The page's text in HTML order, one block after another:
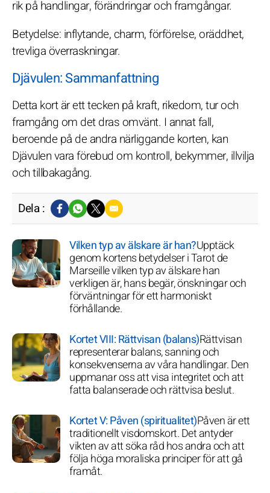
rik på handlingar, förändringar och framgångar.
Betydelse: inflytande, charm, förförelse, oräddhet,
trevliga överraskningar.
Djävulen: Sammanfattning
Detta kort är ett tecken på kraft, rikedom, tur och
framgång om det dras omvänt. I annat fall,
beroende på de andra närliggande korten, kan
Djävulen vara förebud om kontroll, bekymmer, illvilja
och tillbakagång.
Dela :
Vilken typ av älskare är han?Upptäck
genom kortens betydelser i Tarot de
Marseille vilken typ av älskare han
verkligen är, hans begär, önskningar och
förväntningar för ett harmoniskt
förhållande.
Kortet VIII: Rättvisan (balans)Rättvisan
representerar balans, sanning och
konsekvenserna av våra handlingar. Den
uppmanar oss att visa integritet och att
fatta balanserade och rättvisa beslut.
Kortet V: Påven (spiritualitet)Påven är ett
traditionellt visdomskort. Det antyder
vikten av att söka råd hos andra och att
följa höga moraliska principer för att gå
framåt.